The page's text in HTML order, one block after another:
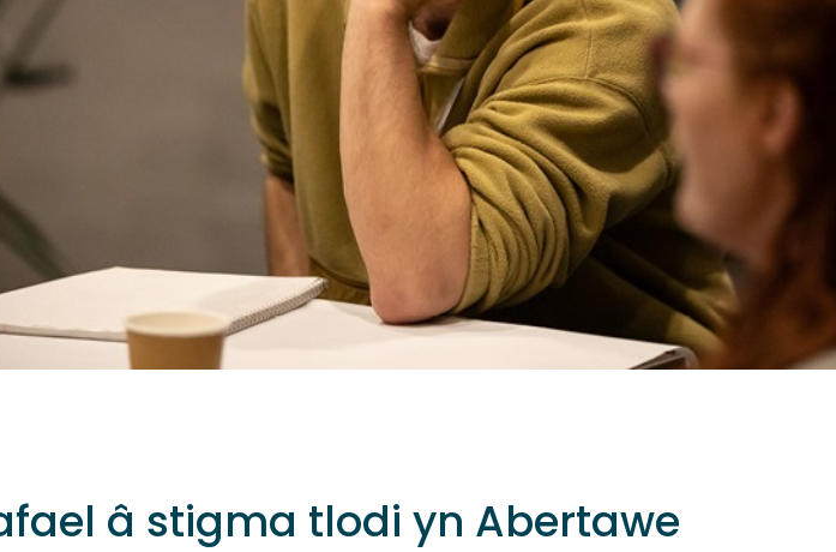
â stigma tlodi yn Abertawe